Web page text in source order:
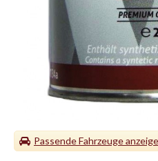
Passende Fahrzeuge